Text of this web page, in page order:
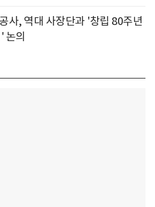
사, 역대 사장단과 '창립 80주년
논의